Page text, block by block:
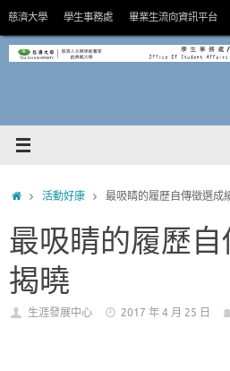
Skip
content
慈濟大學 學生事務處 畢業生流向資訊平台
HOME活動好康 最吸睛的履歷自傳徵選成
最吸睛的履歷
揭曉
生涯發展中心 2017 年 4 月 25 日